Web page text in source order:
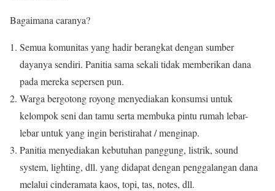
Bagaimana caranya?
Semua komunitas yang hadir berangkat dengan sumber
dayanya sendiri. Panitia sama sekali tidak memberikan dana
pada mereka sepersen pun.
Warga bergotong royong menyediakan konsumsi untuk
kelompok seni dan tamu serta membuka pintu rumah lebar-
lebar untuk yang ingin beristirahat / menginap.
Panitia menyediakan kebutuhan panggung, listrik, sound
system, lighting, dll. yang didapat dengan penggalangan dana
melalui cinderamata kaos, topi, tas, notes, dll.